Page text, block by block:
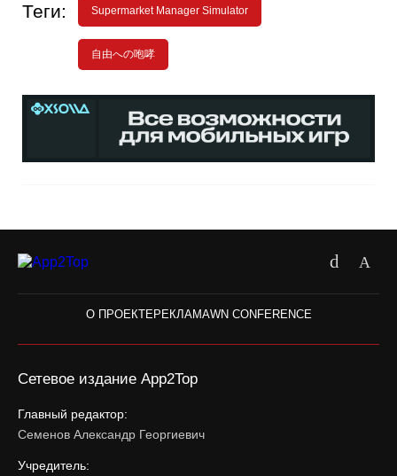
Теги: Supermarket Manager Simulator
自由への咆哮
О ПРОЕКТЕРЕКЛАМАWN CONFERENCE
Сетевое издание App2Top
Главный редактор:
Семенов Александр Георгиевич
Учредитель: